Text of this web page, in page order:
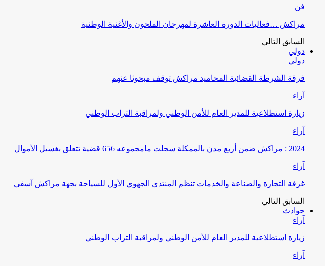
فن
مراكش …فعاليات الدورة العاشرة لمهرجان الملحون والأغنية الوطنية
السابق التالي
دولي
دولي
فرقة الشرطة القضائية المحاميد مراكش توقف مبحوثا عنهم
آراء
زيارة استطلاعية للمدير العام للأمن الوطني ولمراقبة التراب الوطني
آراء
2024 : مراكش ضمن أربع مدن بالممكلة سجلت مامجموعه 656 قضية تتعلق بغسيل الأموال
آراء
غرفة التجارة والصناعة والخدمات تنظم المنتدى الجهوي الأول للسياحة بجهة مراكش آسفي
السابق التالي
حوادث
آراء
زيارة استطلاعية للمدير العام للأمن الوطني ولمراقبة التراب الوطني
آراء